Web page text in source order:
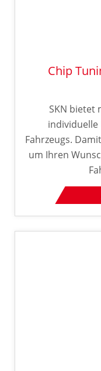
Chip
SKN bietet
individuelle
Fahrzeugs.
um Ihren